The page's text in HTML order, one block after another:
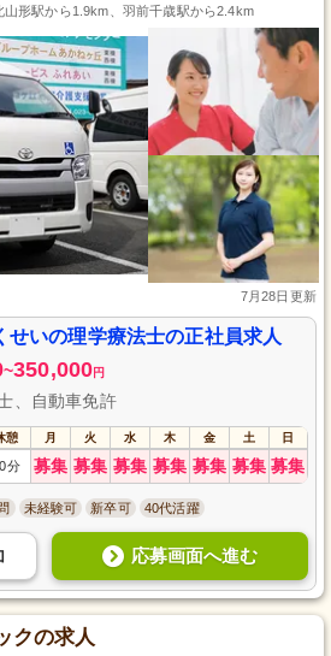
形駅から1.9km、羽前千歳駅から2.4km
7月28日更新
せいの理学療法士の正社員求人
~350,000円
、自動車免許
憩 月 火 水 木 金 土 日
分 募集 募集 募集 募集 募集 募集 募集
未経験可 新卒可 40代活躍
応募画面へ進む
クの求人